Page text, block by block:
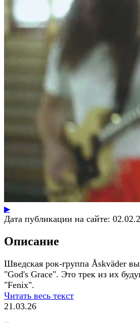
▶
Дата публикации на сайте:
Описание
Шведская рок-группа Åskväder
"God's Grace". Это трек из их
"Fenix".
Читать весь текст
21.03.26